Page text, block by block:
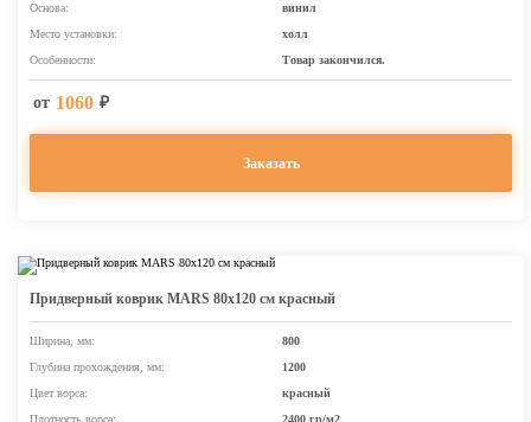
Основа:
винил
Место установки:
холл
Особенности:
Товар закончился.
от 1060 ₽
Заказать
Придверный коврик MARS 80х120 см красный
Ширина, мм:
800
Глубина прохождения, мм:
1200
Цвет ворса:
красный